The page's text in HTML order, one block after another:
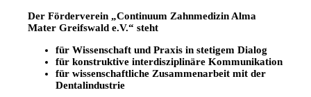
Der Förderverein „Continuum Zahnmedizin Alma
Mater Greifswald e.V.“ steht
für Wissenschaft und Praxis in stetigem Dialog
für konstruktive interdisziplinäre Kommunikation
für wissenschaftliche Zusammenarbeit mit der
Dentalindustrie